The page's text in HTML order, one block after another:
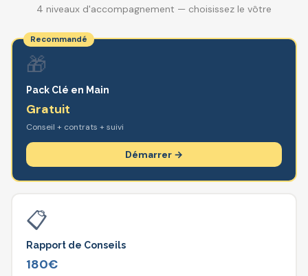
4 niveaux d'accompagnement — choisissez le vôtre
Recommandé
🎁
Pack Clé en Main
Gratuit
Conseil + contrats + suivi
Démarrer →
📋
Rapport de Conseils
180€